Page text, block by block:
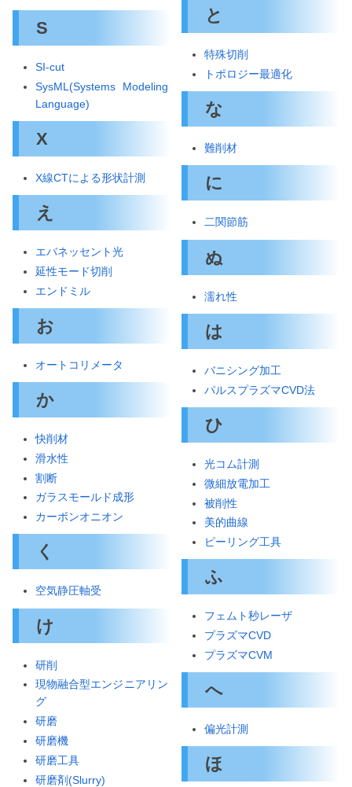
S
SI-cut
SysML(Systems Modeling
Language)
X
X線CTによる形状計測
え
エバネッセント光
延性モード切削
エンドミル
お
オートコリメータ
か
快削材
滑水性
割断
ガラスモールド成形
カーボンオニオン
く
空気静圧軸受
け
研削
現物融合型エンジニアリン
グ
研磨
研磨機
研磨工具
研磨剤(Slurry)
と
特殊切削
トポロジー最適化
な
難削材
に
二関節筋
ぬ
濡れ性
は
バニシング加工
パルスプラズマCVD法
ひ
光コム計測
微細放電加工
被削性
美的曲線
ピーリング工具
ふ
フェムト秒レーザ
プラズマCVD
プラズマCVM
へ
偏光計測
ほ